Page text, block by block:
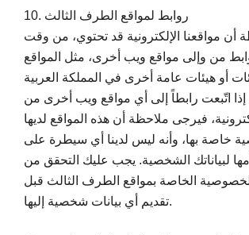
10. روابط لمواقع الطرف الثالث
أن مواقعنا الإلكترونية قد تحتوي، من وقت
من وإلى مواقع ويب أخرى، مثل المواقع
أو هيئات عامة أخرى في المملكة العربية
إذا اتّبعت رابطاً إلى أي مواقع ويب أخرى من
فيرجى ملاحظة أن هذه المواقع لديها
خاصة بها، وأنه ليس لدينا أي سيطرة على
لبياناتك الشخصية. يجب عليك التحقق من
الخاصة بمواقع الطرف الثالث قبل
تقديم أي بيانات شخصية إليها.